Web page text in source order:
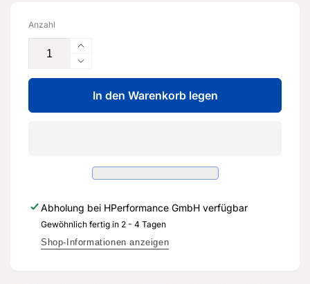
Anzahl
Erhöhe
die
Menge
für
Achsöl
145
S2
Original
Ersatzteil
für
Verringere
die
Menge
für
052
145
-
Original
Ersatzteil
In den Warenkorb legen
Abholung bei HPerformance GmbH verfügbar
Gewöhnlich fertig in 2 - 4 Tagen
Shop-Informationen anzeigen